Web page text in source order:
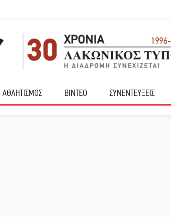
ΑΘΛΗΤΙΣΜΟΣ ΒΙΝΤΕΟ ΣΥΝΕΝΤΕΥΞΕΙΣ